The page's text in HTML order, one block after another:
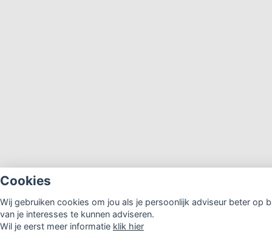
Cookies
Wij gebruiken cookies om jou als je persoonlijk adviseur beter op
van je interesses te kunnen adviseren.
Wil je eerst meer informatie klik hier